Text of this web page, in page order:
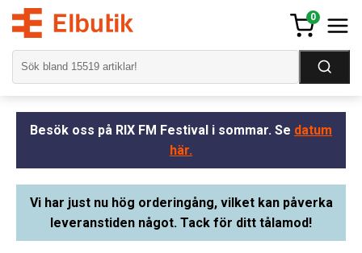
0
Besök oss på RIX FM Festival i sommar. Se datum
här.
Vi har just nu hög orderingång, vilket kan påverka
leveranstiden något. Tack för ditt tålamod!